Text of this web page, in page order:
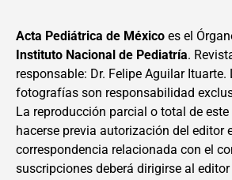
Acta Pediátrica de México es el
Instituto Nacional de Pediatría.
responsable: Dr. Felipe Aguilar
fotografías son responsabilidad
La reproducción parcial o total de
hacerse previa autorización del editor
correspondencia relacionada con el
suscripciones deberá dirigirse al editor